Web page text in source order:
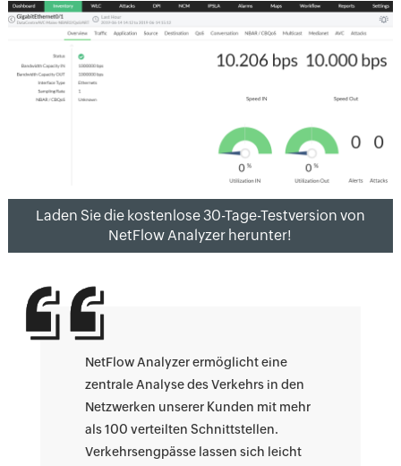
Laden Sie die kostenlose 30-Tage-Testversion von
NetFlow Analyzer herunter!
NetFlow Analyzer ermöglicht eine
zentrale Analyse des Verkehrs in den
Netzwerken unserer Kunden mit mehr
als 100 verteilten Schnittstellen.
Verkehrsengpässe lassen sich leicht